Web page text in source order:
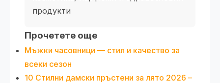
продукти
Прочетете още
Мъжки часовници — стил и качество за
всеки сезон
10 Стилни дамски пръстени за лято 2026 –